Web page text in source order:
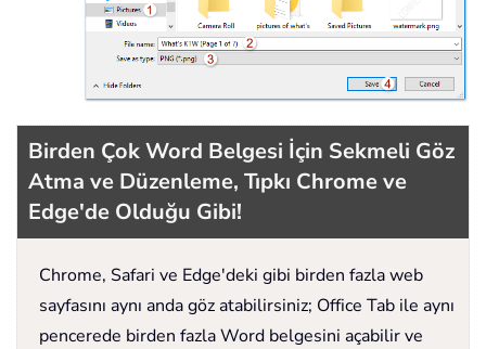
Birden Çok Word Belgesi İçin Sekmeli Göz
Atma ve Düzenleme, Tıpkı Chrome ve
Edge'de Olduğu Gibi!
Chrome, Safari ve Edge'deki gibi birden fazla web
sayfasını aynı anda göz atabilirsiniz; Office Tab ile aynı
pencerede birden fazla Word belgesini açabilir ve